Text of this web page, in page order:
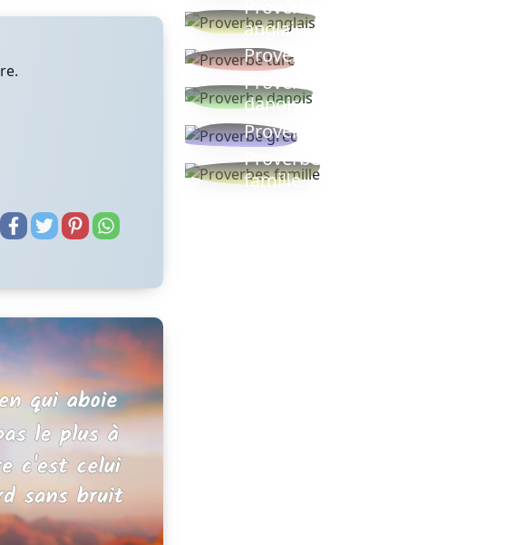
Proverbe
anglais
Proverbe turc
Proverbe
danois
Proverbe grec
Proverbes
famille